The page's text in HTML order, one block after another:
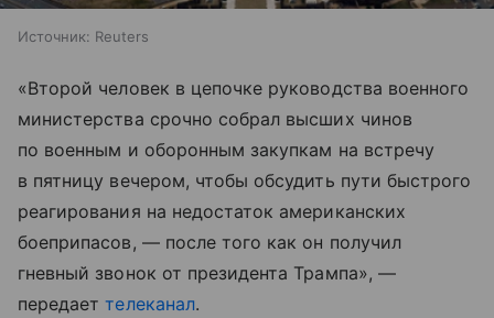
Источник: Reuters
«Второй человек в цепочке руководства военного
министерства срочно собрал высших чинов
по военным и оборонным закупкам на встречу
в пятницу вечером, чтобы обсудить пути быстрого
реагирования на недостаток американских
боеприпасов, — после того как он получил
гневный звонок от президента Трампа», —
передаеттелеканал.